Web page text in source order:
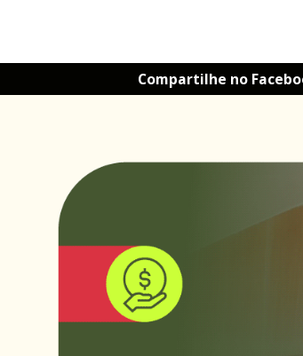
Compartilhe no